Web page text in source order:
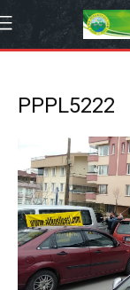
PPPL5222